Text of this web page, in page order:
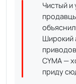
Чистый и
Широкий
CYMA —
приду